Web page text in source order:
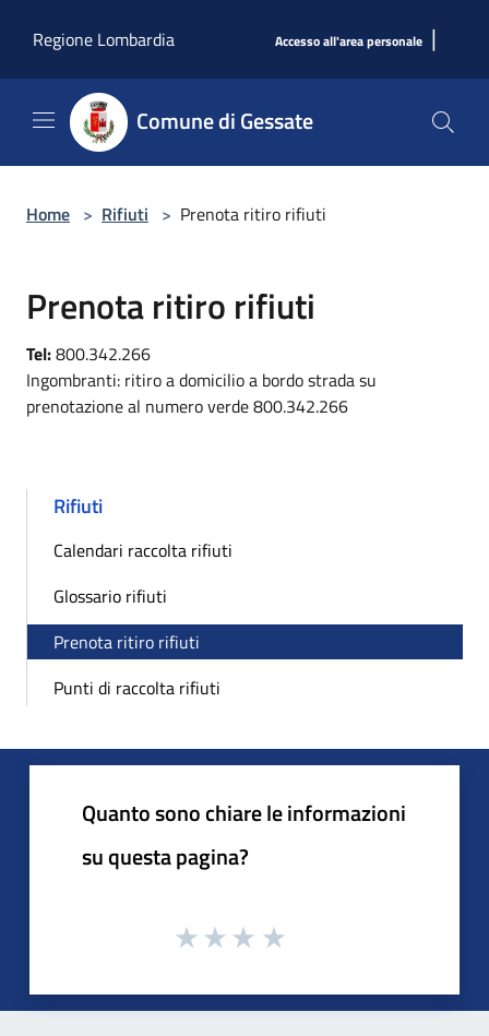
Regione Lombardia
Accesso all'area personale |
Comune di Gessate
Home > Rifiuti > Prenota ritiro rifiuti
Prenota ritiro rifiuti
Tel:800.342.266
Ingombranti: ritiro a domicilio a bordo strada su
prenotazione al numero verde 800.342.266
Rifiuti
Calendari raccolta rifiuti
Glossario rifiuti
Prenota ritiro rifiuti
Punti di raccolta rifiuti
Quanto sono chiare le informazioni
su questa pagina?